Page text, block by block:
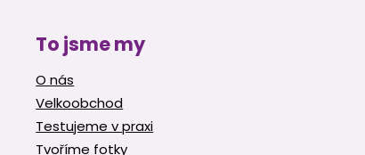
To jsme my
O nás
Velkoobchod
Testujeme v praxi
Tvoříme fotky